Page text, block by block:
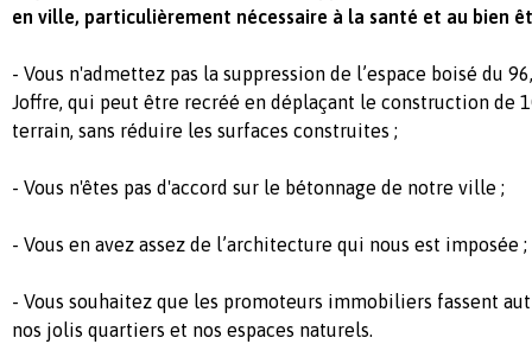
en ville, particulièrement nécessaire à la santé et au bien
- Vous n'admettez pas la suppression de l’espace boisé du
Joffre, qui peut être recréé en déplaçant le construction de
terrain, sans réduire les surfaces construites ;
- Vous n'êtes pas d'accord sur le bétonnage de notre ville ;
- Vous en avez assez de l’architecture qui nous est imposée ;
- Vous souhaitez que les promoteurs immobiliers fassent
nos jolis quartiers et nos espaces naturels.